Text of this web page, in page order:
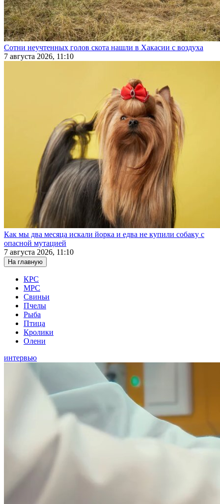
Сотни неучтенных голов скота нашли в Хакасии с воздуха
7 августа 2026, 11:10
Как мы два месяца искали йорка и едва не купили собаку с
опасной мутацией
7 августа 2026, 11:10
На главную
КРС
МРС
Свиньи
Пчелы
Рыба
Птица
Кролики
Олени
интервью